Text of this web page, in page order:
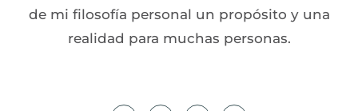
de mi filosofía personal un propósito y una
realidad para muchas personas.